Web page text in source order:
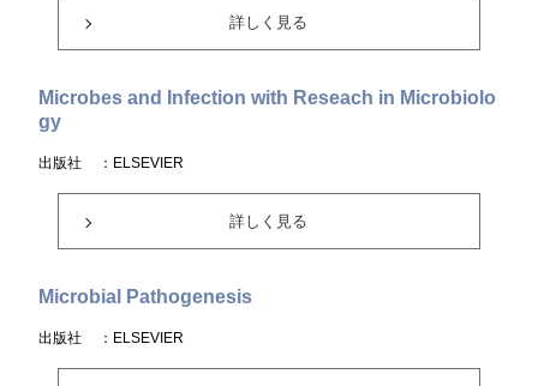
詳しく見る
Microbes and Infection with Reseach in Microbiolo
gy
出版社 ：ELSEVIER
詳しく見る
Microbial Pathogenesis
出版社 ：ELSEVIER